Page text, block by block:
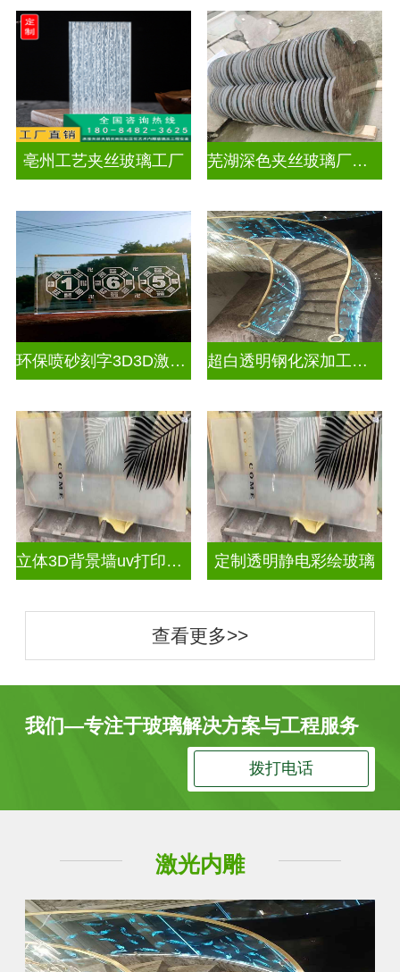
亳州工艺夹丝玻璃工厂 芜湖深色夹丝玻璃厂家电话
环保喷砂刻字3D3D激光内雕玻璃 超白透明钢化深加工激光内雕屏风
立体3D背景墙uv打印玻璃 定制透明静电彩绘玻璃
查看更多>>
我们—专注于玻璃解决方案与工程服务
拨打电话
激光内雕